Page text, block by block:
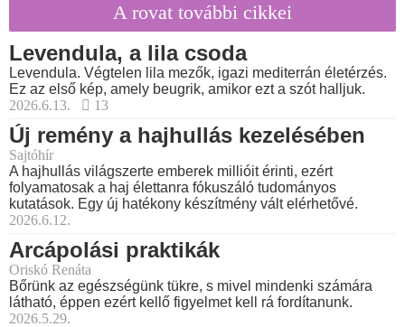
A rovat további cikkei
Levendula, a lila csoda
Levendula. Végtelen lila mezők, igazi mediterrán életérzés.
Ez az első kép, amely beugrik, amikor ezt a szót halljuk.
2026.6.13.
13
Új remény a hajhullás kezelésében
Sajtóhír
A hajhullás világszerte emberek millióit érinti, ezért
folyamatosak a haj élettanra fókuszáló tudományos
kutatások. Egy új hatékony készítmény vált elérhetővé.
2026.6.12.
Arcápolási praktikák
Oriskó Renáta
Bőrünk az egészségünk tükre, s mivel mindenki számára
látható, éppen ezért kellő figyelmet kell rá fordítanunk.
2026.5.29.